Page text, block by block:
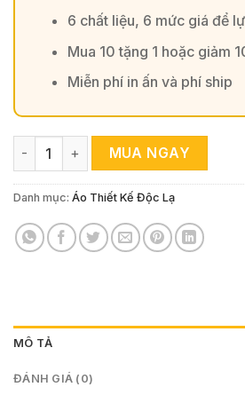
6 chất liệu, 6 mức giá để
Mua 10 tặng 1 hoặc giảm
Miễn phí in ấn và phí ship
Áo Đấu Vua Áo Đấu FC TW 2024 -
MUA NGAY
Danh mục: Áo Thiết Kế Độc Lạ
MÔ TẢ
ĐÁNH GIÁ (0)